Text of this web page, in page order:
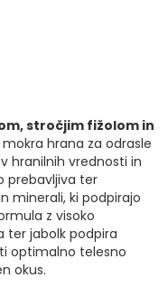
stročjim fižolom in
hrana za odrasle
hranilnih vrednosti in
prebavljiva ter
minerali, ki podpirajo
z visoko
ter jabolk podpira
optimalno telesno
okus.